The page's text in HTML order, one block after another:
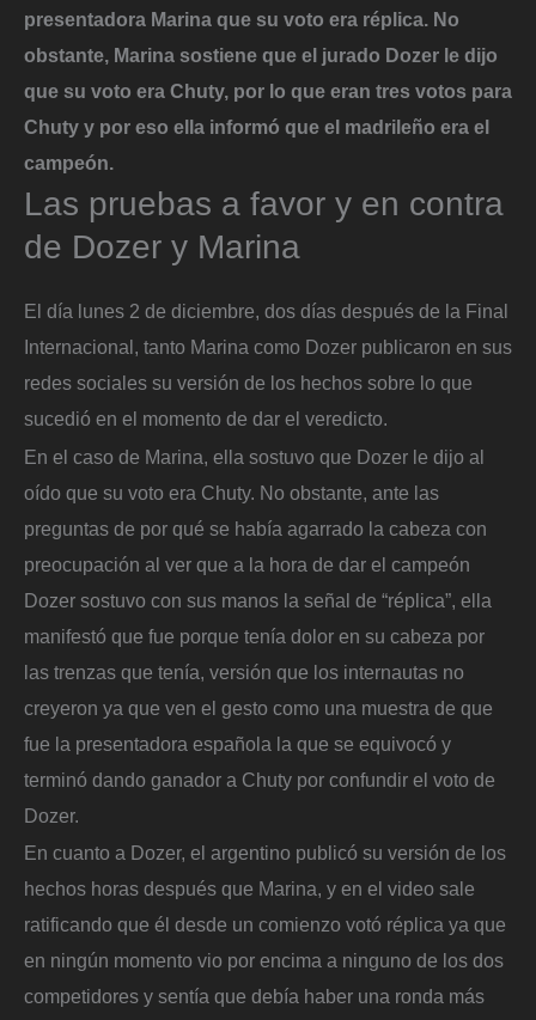
presentadora Marina que su voto era réplica. No
obstante, Marina sostiene que el jurado Dozer le dijo
que su voto era Chuty, por lo que eran tres votos para
Chuty y por eso ella informó que el madrileño era el
campeón.
Las pruebas a favor y en contra
de Dozer y Marina
El día lunes 2 de diciembre, dos días después de la Final
Internacional, tanto Marina como Dozer publicaron en sus
redes sociales su versión de los hechos sobre lo que
sucedió en el momento de dar el veredicto.
En el caso de Marina, ella sostuvo que Dozer le dijo al
oído que su voto era Chuty. No obstante, ante las
preguntas de por qué se había agarrado la cabeza con
preocupación al ver que a la hora de dar el campeón
Dozer sostuvo con sus manos la señal de “réplica”, ella
manifestó que fue porque tenía dolor en su cabeza por
las trenzas que tenía, versión que los internautas no
creyeron ya que ven el gesto como una muestra de que
fue la presentadora española la que se equivocó y
terminó dando ganador a Chuty por confundir el voto de
Dozer.
En cuanto a Dozer, el argentino publicó su versión de los
hechos horas después que Marina, y en el video sale
ratificando que él desde un comienzo votó réplica ya que
en ningún momento vio por encima a ninguno de los dos
competidores y sentía que debía haber una ronda más